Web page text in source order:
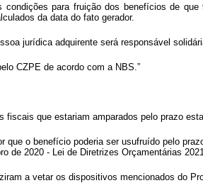
para fruição dos benefícios de
da data do fato gerador.
jurídica adquirente será responsável
CZPE de acordo com a NBS.”
que estariam amparados pelo prazo
que o benefício poderia ser usufruído pelo
de 2020 - Lei de Diretrizes Orçamentárias
a vetar os dispositivos mencionados do